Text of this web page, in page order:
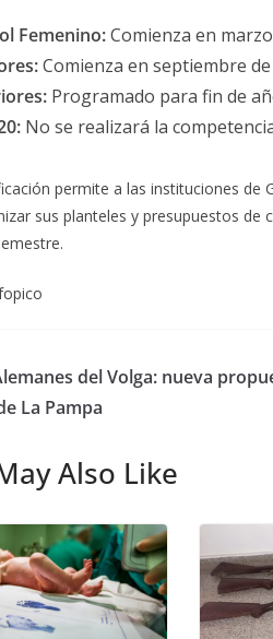
Femenino:Comienza en
Comienza en septiembre
Programado para fin de
No se realizará la
permite a las instituciones de
sus planteles y presupuestos de
del Volga: nueva
La Pampa
Also Like